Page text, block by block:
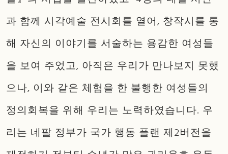
과 함께 시각예술 전시회를 열어, 창작시를 통
해 자신의 이야기를 서술하는 용감한 여성들
을 보여 주었고, 아직은 우리가 만나보지 못했
으나, 이와 같은 체험을 한 불행한 여성들의
정의회복을 위해 우리는 노력하였습니다. 우
리는 네팔 정부가 국가 행동 플랜 제2버전을